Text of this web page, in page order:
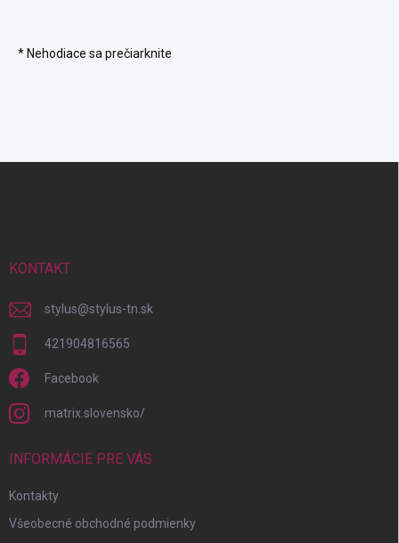
* Nehodiace sa prečiarknite
KONTAKT
stylus@stylus-tn.sk
421904816565
Facebook
matrix.slovensko/
INFORMÁCIE PRE VÁS
Kontakty
Všeobecné obchodné podmienky